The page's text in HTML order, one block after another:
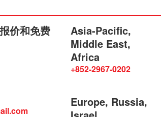
价和免费
Asia-Pacific,
Middle East,
Africa
+852-2967-0202
Europe, Russia,